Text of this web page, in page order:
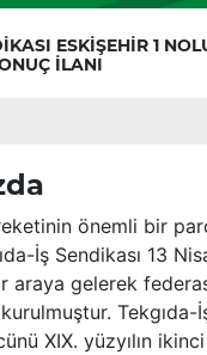
ESKİŞEHİR 1
İLANI
önemli bir
İş Sendikası 13
araya gelerek
Tekgıda-
XIX. yüzyılın ikinci